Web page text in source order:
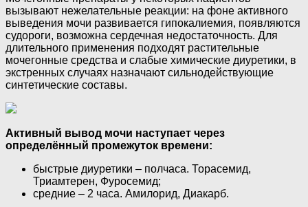
вызывают нежелательные реакции: на фоне активного
выведения мочи развивается гипокалиемия, появляются
судороги, возможна сердечная недостаточность. Для
длительного применения подходят растительные
мочегонные средства и слабые химические диуретики, в
экстренных случаях назначают сильнодействующие
синтетические составы.
Активный вывод мочи наступает через
определённый промежуток времени:
быстрые диуретики – полчаса. Торасемид,
Триамтерен, Фуросемид;
средние – 2 часа. Амилорид, Диакарб.